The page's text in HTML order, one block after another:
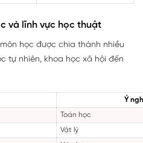
và lĩnh vực học thuật
học được chia thành nhiều
tự nhiên, khoa học xã hội đến
Ý
Toán học
Vật lý